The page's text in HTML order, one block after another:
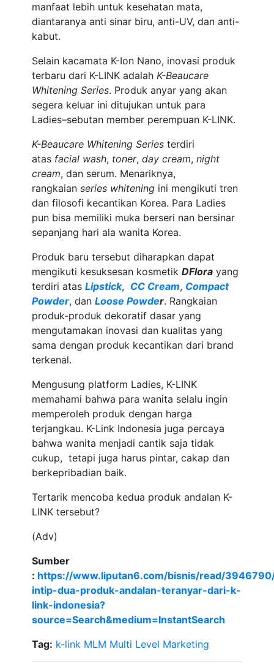
manfaat lebih untuk kesehatan mata,
diantaranya anti sinar biru, anti-UV, dan anti-
kabut.
Selain kacamata K-Ion Nano, inovasi produk
terbaru dari K-LINK adalah K-Beaucare
Whitening Series. Produk anyar yang akan
segera keluar ini ditujukan untuk para
Ladies–sebutan member perempuan K-LINK.
K-Beaucare Whitening Series terdiri
atas facial wash, toner,day cream,night
cream, dan serum. Menariknya,
rangkaianseries whitening ini mengikuti tren
dan filosofi kecantikan Korea. Para Ladies
pun bisa memiliki muka berseri nan bersinar
sepanjang hari ala wanita Korea.
Produk baru tersebut diharapkan dapat
mengikuti kesuksesan kosmetikDFlora yang
terdiri atasLipstick, CC Cream, Compact
Powder, danLoose Powder. Rangkaian
produk-produk dekoratif dasar yang
mengutamakan inovasi dan kualitas yang
sama dengan produk kecantikan dari brand
terkenal.
Mengusung platform Ladies, K-LINK
memahami bahwa para wanita selalu ingin
memperoleh produk dengan harga
terjangkau. K-Link Indonesia juga percaya
bahwa wanita menjadi cantik saja tidak
cukup, tetapi juga harus pintar, cakap dan
berkepribadian baik.
Tertarik mencoba kedua produk andalan K-
LINK tersebut?
(Adv)
Sumber
: https://www.liputan6.com/bisnis/read/
intip-dua-produk-andalan-teranyar-dari-k-
link-indonesia?
source=Search&medium=InstantSearch
Tag: k-link MLM Multi Level Marketing